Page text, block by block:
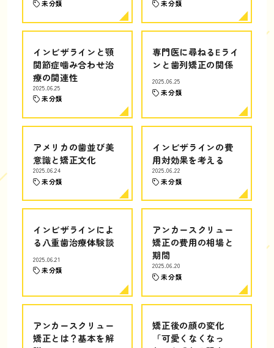
未分類 未分類
インビザラインと顎
関節症噛み合わせ治
療の関連性
2025.06.25
未分類
専門医に尋ねるEライ
ンと歯列矯正の関係
2025.06.25
未分類
アメリカの歯並び美
意識と矯正文化
2025.06.24
未分類
インビザラインの費
用対効果を考える
2025.06.22
未分類
インビザラインによ
る八重歯治療体験談
2025.06.21
未分類
アンカースクリュー
矯正の費用の相場と
期間
2025.06.20
未分類
アンカースクリュー
矯正とは？基本を解
矯正後の顔の変化
「可愛くなくなっ